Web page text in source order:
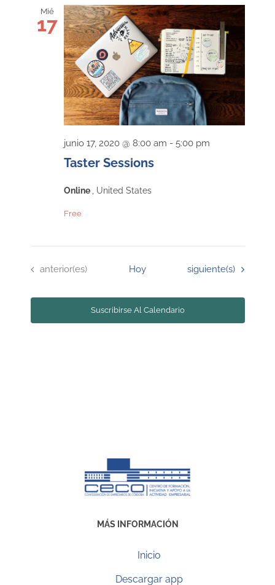
Mié
17
junio 17, 2020 @ 8:00 am - 5:00 pm
Taster Sessions
Online , United States
Free
Eventos
anterior(es) Hoy Eventos
siguiente(s)
Suscribirse Al Calendario
MÁS INFORMACIÓN
Inicio
Descargar app